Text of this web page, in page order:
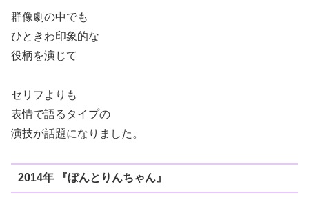
群像劇の中でも
ひときわ印象的な
役柄を演じて
セリフよりも
表情で語るタイプの
演技が話題になりました。
2014年 『ぼんとりんちゃん』